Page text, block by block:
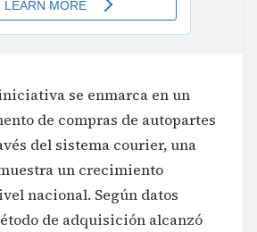
se enmarca en un
de compras de autopartes
del sistema courier, una
un crecimiento
nacional. Según datos
de adquisición alcanzó